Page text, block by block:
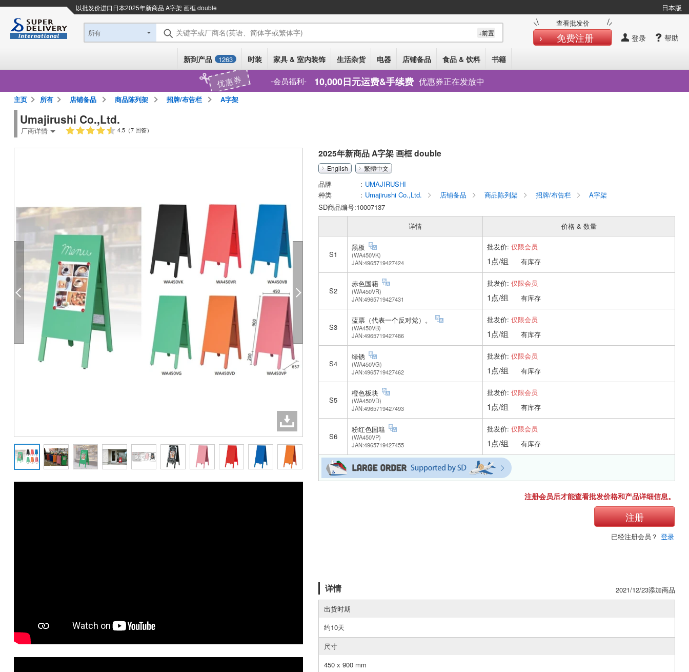
以批发价进口日本2025年新商品 A字架 画框 double 日本版
帮助
登录
查看批发价
免费注册
所有 关键字或厂商名(英语、简体字或繁体字) +前置
新到产品 1263 时装 家具 & 室内装饰 生活杂货 电器 店铺备品 食品 & 饮料 书籍
优惠券 会员福利 10,000日元运费&手续费 优惠券正在发放中
主页 所有 店铺备品 商品陈列架 招牌/布告栏 A字架
Umajirushi Co.,Ltd.
厂商详情 4.5（7 回答）
2025年新商品 A字架 画框 double
English 繁體中文
品牌
UMAJIRUSHI
种类
Umajirushi Co.,Ltd. 店铺备品 商品陈列架 招牌/布告栏
A字架
SD商品编号:10007137
详情
价格 & 数量
S1
黑板
(WA450VK)
JAN:4965719427424
批发价: 仅限会员
1点/组 有库存
S2
赤色国籍
(WA450VR)
JAN:4965719427431
批发价: 仅限会员
1点/组 有库存
S3
蓝票（代表一个反对党）。
(WA450VB)
JAN:4965719427486
批发价: 仅限会员
1点/组 有库存
S4
绿锈
(WA450VG)
JAN:4965719427462
批发价: 仅限会员
1点/组 有库存
S5
橙色板块
(WA450VD)
JAN:4965719427493
批发价: 仅限会员
1点/组 有库存
S6
粉红色国籍
(WA450VP)
JAN:4965719427455
批发价: 仅限会员
1点/组 有库存
注册会员后才能查看批发价格和产品详细信息。
注册
已经注册会员？ 登录
详情
2021/12/23添加商品
出货时期
约10天
尺寸
450 x 900 mm